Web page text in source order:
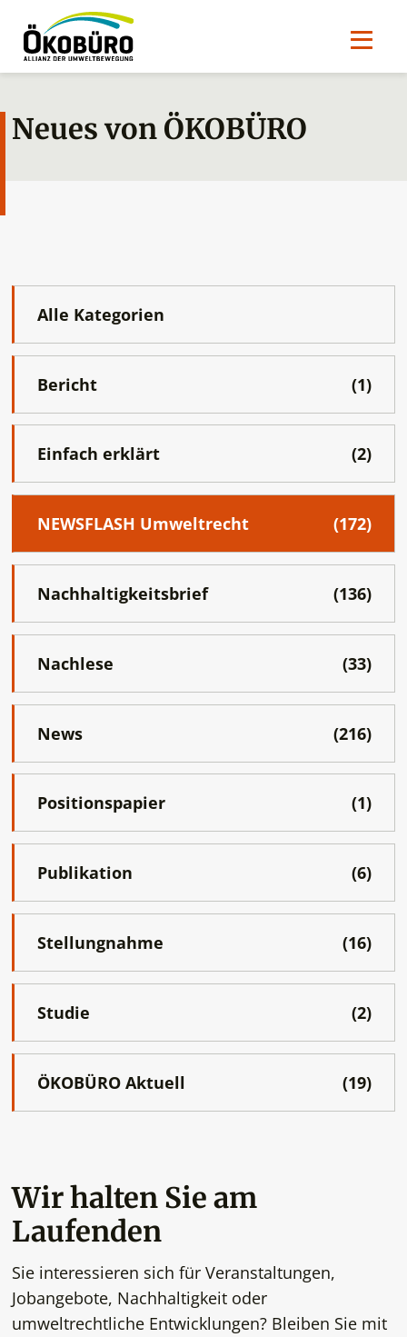
Neues von ÖKOBÜRO
Alle Kategorien
Bericht (1)
Einfach erklärt (2)
NEWSFLASH Umweltrecht (172)
Nachhaltigkeitsbrief (136)
Nachlese (33)
News (216)
Positionspapier (1)
Publikation (6)
Stellungnahme (16)
Studie (2)
ÖKOBÜRO Aktuell (19)
Wir halten Sie am
Laufenden
Sie interessieren sich für Veranstaltungen,
Jobangebote, Nachhaltigkeit oder
umweltrechtliche Entwicklungen? Bleiben Sie mit